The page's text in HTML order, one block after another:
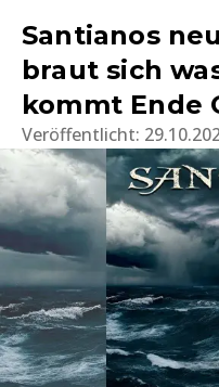
Santianos
braut sich
kommt Ende
Veröffentlicht: